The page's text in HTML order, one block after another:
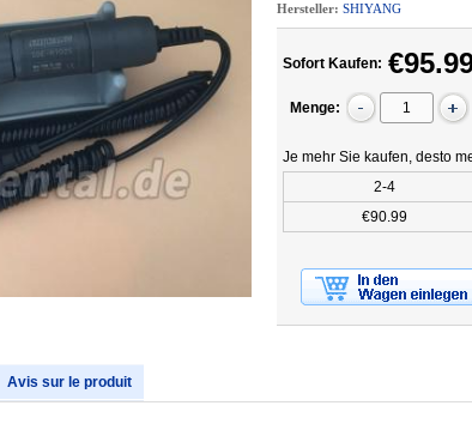
Hersteller: SHIYANG
Sofort Kaufen:
Menge:
Je mehr Sie kaufen, desto
2-4
€90.99
Avis sur le produit